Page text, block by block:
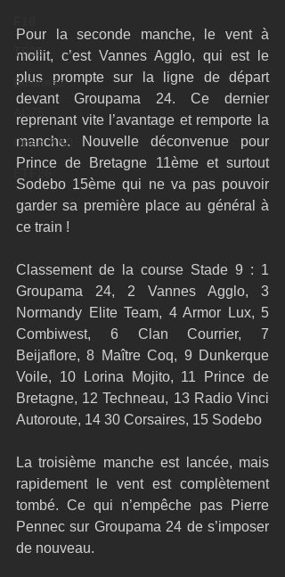
TF35
Business
Open 7.50
Pour la seconde manche, le vent à
mollit, c’est Vannes Agglo, qui est le
plus prompte sur la ligne de départ
devant Groupama 24. Ce dernier
reprenant vite l’avantage et remporte la
manche. Nouvelle déconvenue pour
Prince de Bretagne 11ème et surtout
Sodebo 15ème qui ne va pas pouvoir
garder sa première place au général à
ce train !
Classement de la course Stade 9 : 1
Groupama 24, 2 Vannes Agglo, 3
Normandy Elite Team, 4 Armor Lux, 5
Combiwest, 6 Clan Courrier, 7
Beijaflore, 8 Maître Coq, 9 Dunkerque
Voile, 10 Lorina Mojito, 11 Prince de
Bretagne, 12 Techneau, 13 Radio Vinci
Autoroute, 14 30 Corsaires, 15 Sodebo
La troisième manche est lancée, mais
rapidement le vent est complètement
tombé. Ce qui n’empêche pas Pierre
Pennec sur Groupama 24 de s’imposer
de nouveau.